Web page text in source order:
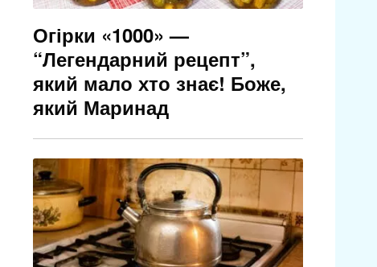
Огірки «1000» —
“Легендарний рецепт”,
який мало хто знає! Боже,
який Маринад